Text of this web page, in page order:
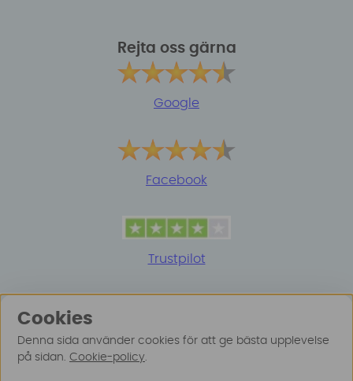
Rejta oss gärna
Google
Facebook
Trustpilot
Cookies
Denna sida använder cookies för att ge bästa upplevelse
på sidan. Cookie-policy.